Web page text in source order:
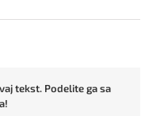
tekst. Podelite ga sa